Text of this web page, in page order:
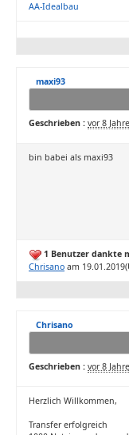
AA-Idealbau
maxi93
Geschrieben : vor 8
bin babei als maxi93
1 Benutzer dankte
Chrisano am
Chrisano
Geschrieben : vor 8
Herzlich Willkommen,
Transfer erfolgreich